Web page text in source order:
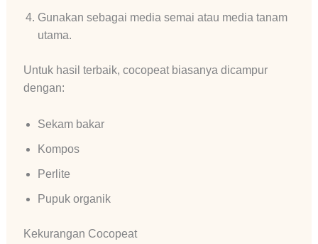
Gunakan sebagai media semai atau media tanam
utama.
Untuk hasil terbaik, cocopeat biasanya dicampur
dengan:
Sekam bakar
Kompos
Perlite
Pupuk organik
Kekurangan Cocopeat